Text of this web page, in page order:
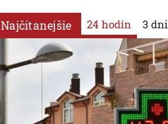
Najčítanejšie 24 hodín 3 dni